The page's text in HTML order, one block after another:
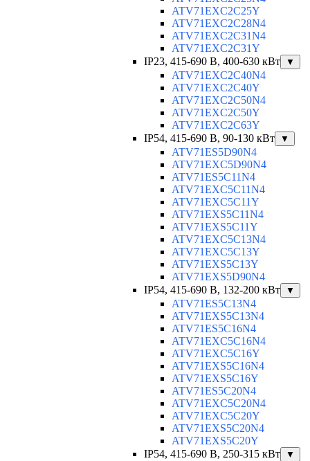
ATV71EXC2C25Y
ATV71EXC2C28N4
ATV71EXC2C31N4
ATV71EXC2C31Y
IP23, 415-690 B, 400-630 кВт
▼
ATV71EXC2C40N4
ATV71EXC2C40Y
ATV71EXC2C50N4
ATV71EXC2C50Y
ATV71EXC2C63Y
IP54, 415-690 B, 90-130 кВт
▼
ATV71ES5D90N4
ATV71EXC5D90N4
ATV71ES5C11N4
ATV71EXC5C11N4
ATV71EXC5C11Y
ATV71EXS5C11N4
ATV71EXS5C11Y
ATV71EXC5C13N4
ATV71EXC5C13Y
ATV71EXS5C13Y
ATV71EXS5D90N4
IP54, 415-690 B, 132-200 кВт
▼
ATV71ES5C13N4
ATV71EXS5C13N4
ATV71ES5C16N4
ATV71EXC5C16N4
ATV71EXC5C16Y
ATV71EXS5C16N4
ATV71EXS5C16Y
ATV71ES5C20N4
ATV71EXC5C20N4
ATV71EXC5C20Y
ATV71EXS5C20N4
ATV71EXS5C20Y
IP54, 415-690 B, 250-315 кВт
▼